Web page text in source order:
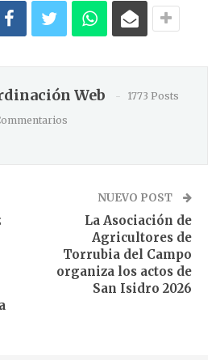
Web
1773 Posts
NUEVO POST
La Asociación de
Agricultores de
Torrubia del Campo
organiza los actos de
San Isidro 2026